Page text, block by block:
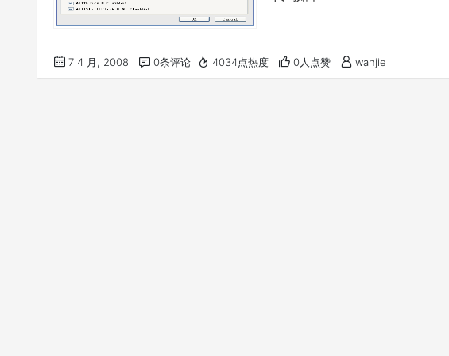
7 4 月, 2008 0条评论 4034点热度 0人点赞 wanjie